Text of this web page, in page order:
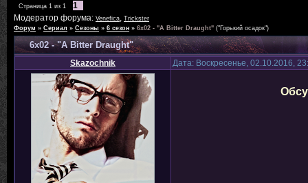
Страница 1 из 1
1
Модератор форума: Venefica, Trickster
Форум » Сериал » Сезоны » 6 сезон » 6х02 - "A Bitter Draught" ("Горький осадок")
6х02 - "A Bitter Draught"
Skazochnik Дата: Воскресенье, 02.10.2016,